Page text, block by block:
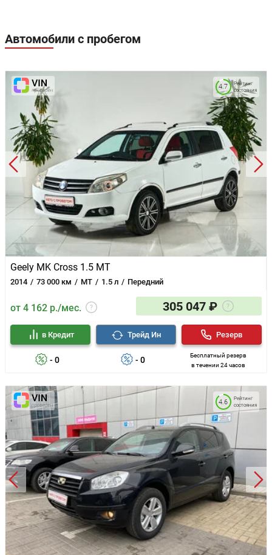
Автомобили с пробегом
Geely MK Cross 1.5 MT
2014 73 000 км MT 1.5 л Передний
Рейтинг
состояния
4.7
от 4 162 р./мес. 305 047 ₽
- 0
в Кредит
- 0
Трейд Ин
Бесплатный резерв
в течении 24 часов
Резерв
Рейтинг
состояния
4.6